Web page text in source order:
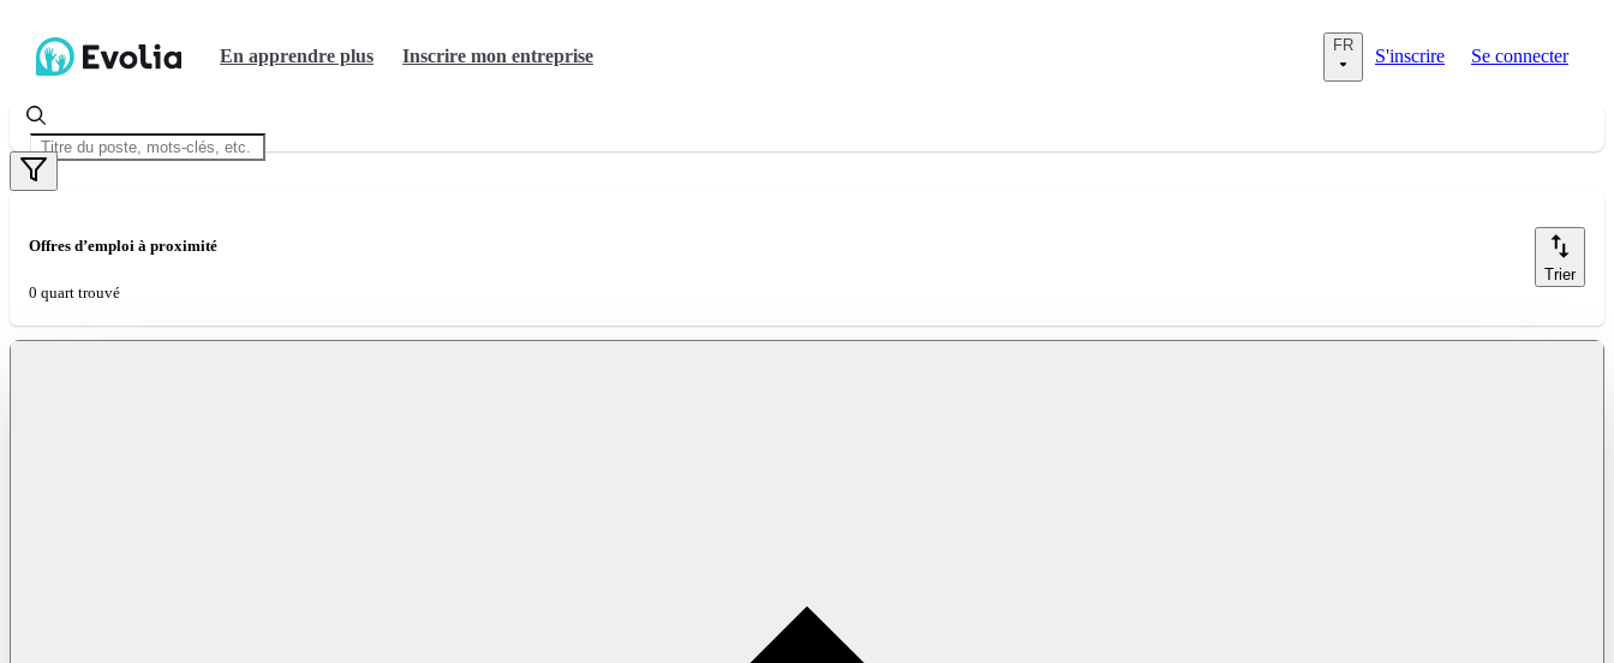
En apprendre plus Inscrire mon entreprise
FR
S'inscrire Se connecter
Offres d’emploi à proximité
0 quart trouvé
Trier